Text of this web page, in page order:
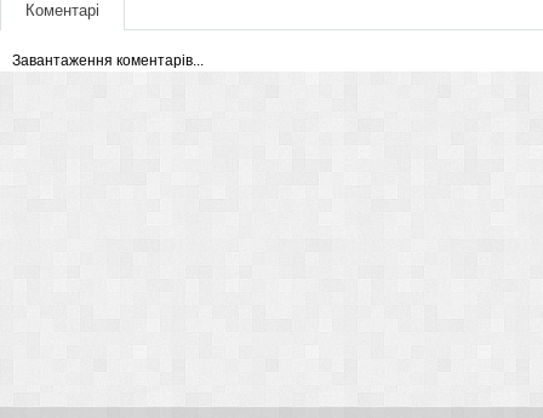
Коментарі
Завантаження коментарів...